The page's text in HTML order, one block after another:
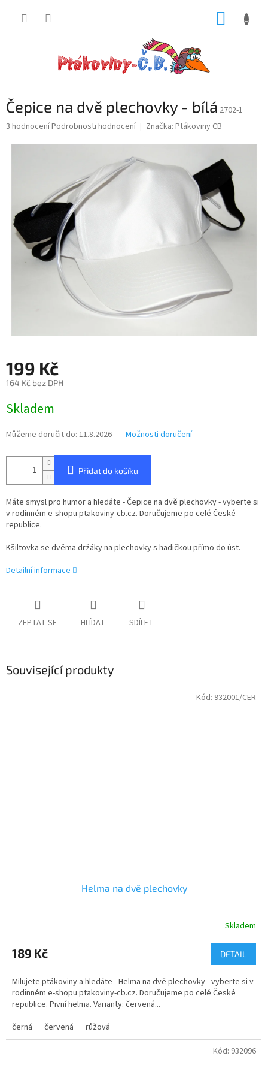
Čepice na dvě plechovky - bílá 2702-1
Průměrné
hvězdiček.
3 hodnoceníPodrobnosti hodnocení Značka: Ptákoviny CB
199 Kč
164 Kč bez DPH
cena:
Skladem
Můžeme doručit do: 11.8.2026 Možnosti doručení
Přidat do košíku
Máte smysl pro humor a hledáte - Čepice na dvě plechovky - vyberte si
v rodinném e-shopu ptakoviny-cb.cz. Doručujeme po celé České
republice.
Kšiltovka se dvěma držáky na plechovky s hadičkou přímo do úst.
Detailní informace
ZEPTAT SE HLÍDAT SDÍLET
Související produkty
Helma na dvě plechovky
produktu
je
z
5
hvězdiček.
Skladem
189 Kč DETAIL
Milujete ptákoviny a hledáte - Helma na dvě plechovky - vyberte si v
rodinném e-shopu ptakoviny-cb.cz. Doručujeme po celé České
republice. Pivní helma. Varianty: červená...
černá
červená růžová
Kód: 932001/CER
Kód: 932096